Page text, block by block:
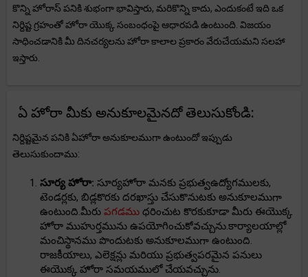
కొన్ని హోరాస్ పనికి శుభంగా భావిస్తారు, మరికొన్ని కాదు, ఎందుకంటే ఇది ఒక
నిర్దిష్ట గ్రహంతో హోరా యొక్క సంబంధంపై ఆధారపడి ఉంటుంది. విజయం
సాధించడానికి మీ దినచర్యలను హోరా కాలాల ప్రకారం వేరుచేయమని సలహా
ఇస్తారు.
ఏ హోరా మీకు అనుకూలమైనదో తెలుసుకోండి:
నిర్దిష్టమైన పనికి ఏహోరా అనుకూలముగా ఉంటుందో ఇప్పుడు
తెలుసుకుందాము:
సూర్య హోరా: సూర్యహోరా మనకు ప్రభుత్వఉద్యోగములకు,
టెండర్లకు, బిడ్లకొరకు దరఖాస్తు చేసుకొనుటకు అనుకూలముగా
ఉంటుంది.మీరు పగడము ధరించుట కొరకుకూడా మీరు ఈయొక్క
హోరా ముహుర్తమును ఉపయోగించుకోవచ్చును.కార్యాలయాల్లో
మంచిస్థానము పొందుటకు అనుకూలముగా ఉంటుంది.
రాజకీయాలు, ఎలెక్షన్లు మరియు ప్రభుత్వపరమైన పనులు
ఈయొక్క హోరా సమయములో చేయవచ్చును.